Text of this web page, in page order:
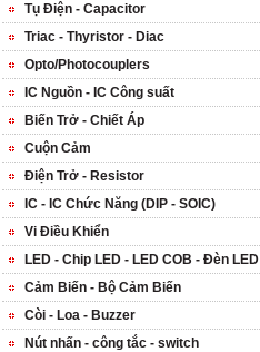
Tụ Điện - Capacitor
Triac - Thyristor - Diac
Opto/Photocouplers
IC Nguồn - IC Công suất
Biến Trở - Chiết Áp
Cuộn Cảm
Điện Trở - Resistor
IC - IC Chức Năng (DIP - SOIC)
Vi Điều Khiển
LED - Chip LED - LED COB - Đèn LED
Cảm Biến - Bộ Cảm Biến
Còi - Loa - Buzzer
Nút nhấn - công tắc - switch